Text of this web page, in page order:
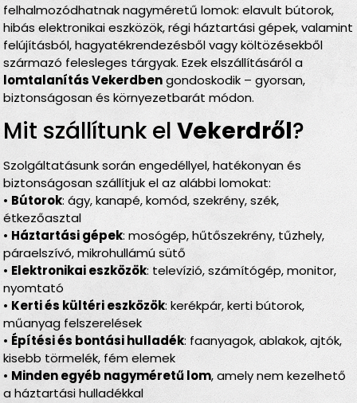
felhalmozódhatnak nagyméretű lomok: elavult bútorok,
hibás elektronikai eszközök, régi háztartási gépek, valamint
felújításból, hagyatékrendezésből vagy költözésekből
származó felesleges tárgyak. Ezek elszállításáról a
lomtalanítás Vekerdbengondoskodik – gyorsan,
biztonságosan és környezetbarát módon.
Mit szállítunk elVekerdről?
Szolgáltatásunk során engedéllyel, hatékonyan és
biztonságosan szállítjuk el az alábbi lomokat:
• Bútorok: ágy, kanapé, komód, szekrény, szék,
étkezőasztal
• Háztartási gépek: mosógép, hűtőszekrény, tűzhely,
páraelszívó, mikrohullámú sütő
• Elektronikai eszközök: televízió, számítógép, monitor,
nyomtató
• Kerti és kültéri eszközök: kerékpár, kerti bútorok,
műanyag felszerelések
• Építési és bontási hulladék: faanyagok, ablakok, ajtók,
kisebb törmelék, fém elemek
• Minden egyéb nagyméretű lom, amely nem kezelhető
a háztartási hulladékkal